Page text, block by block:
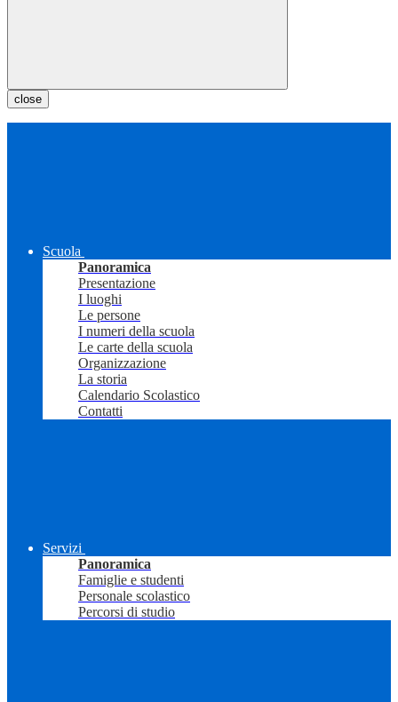
close
Scuola
Panoramica
Presentazione
I luoghi
Le persone
I numeri della scuola
Le carte della scuola
Organizzazione
La storia
Calendario Scolastico
Contatti
Servizi
Panoramica
Famiglie e studenti
Personale scolastico
Percorsi di studio